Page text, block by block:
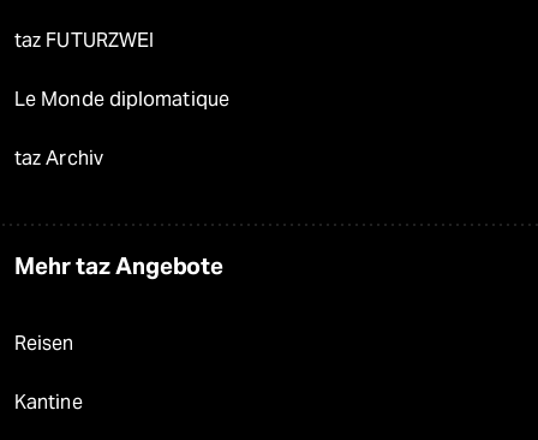
taz FUTURZWEI
Le Monde diplomatique
taz Archiv
Mehr taz Angebote
Reisen
Kantine